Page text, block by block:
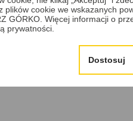
cookie we wskazanych
GÓRKO. Więcej informacji o
prywatności.
Dostosuj